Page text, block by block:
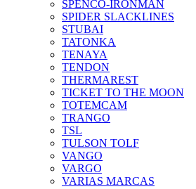
SPENCO-IRONMAN
SPIDER SLACKLINES
STUBAI
TATONKA
TENAYA
TENDON
THERMAREST
TICKET TO THE MOON
TOTEMCAM
TRANGO
TSL
TULSON TOLF
VANGO
VARGO
VARIAS MARCAS